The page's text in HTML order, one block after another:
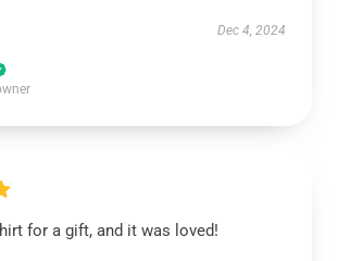
Dec 4, 2024
for a gift, and it was loved!